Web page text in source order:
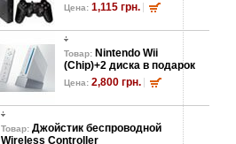
Цена: 1,115 грн.
Товар: Nintendo Wii
(Chip)+2 диска в подарок
Цена: 2,800 грн.
Товар: Джойстик беспроводной
Wireless Controller